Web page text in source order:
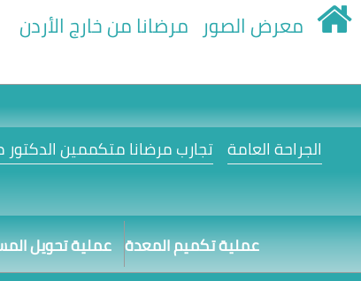
معرض الصور مرضانا من خارج الأردن
الجراحة العامة تجارب مرضانا متكممين الدكتور
عملية تكميم المعدة عملية تحويل